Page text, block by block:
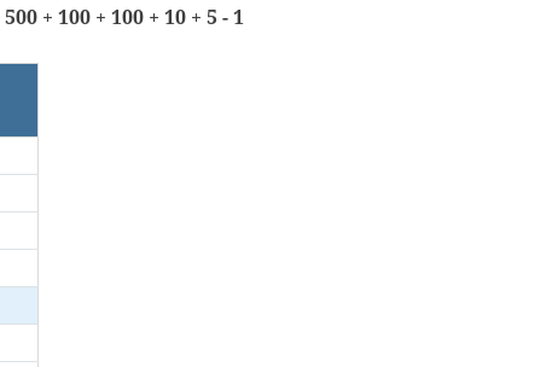
500 + 100 + 100 + 10 + 5 - 1